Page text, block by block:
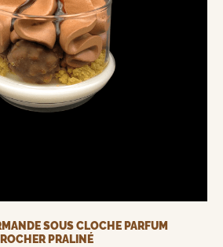
SOUS CLOCHE PARFUM
ROCHER PRALINÉ